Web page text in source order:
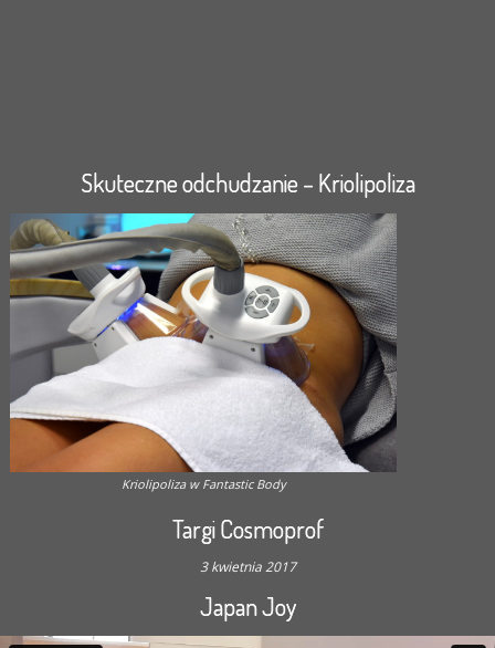
Skuteczne odchudzanie – Kriolipoliza
Kriolipoliza w Fantastic Body
Targi Cosmoprof
3 kwietnia 2017
Japan Joy